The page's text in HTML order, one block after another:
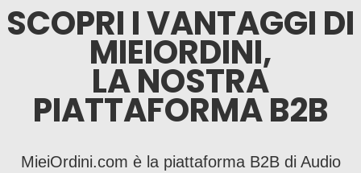
SCOPRI I VANTAGGI DI
MIEIORDINI,
LA NOSTRA
PIATTAFORMA B2B
MieiOrdini.com è la piattaforma B2B di Audio